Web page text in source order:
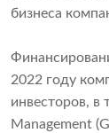
бизнеса
2022 году
инвесторов, в
Management